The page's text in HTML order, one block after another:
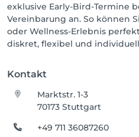
exklusive Early-Bird-Termine
Vereinbarung an. So können
oder Wellness-Erlebnis
diskret, flexibel und
Kontakt
Marktstr. 1-3
70173 Stuttgart
+49 711 36087260